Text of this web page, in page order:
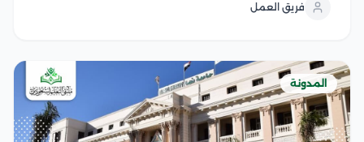
والزمنية، يبرز نظام جامعة الأزهر انتساب كحل أكاديمي مبتكر
فريق العمل
المدونة